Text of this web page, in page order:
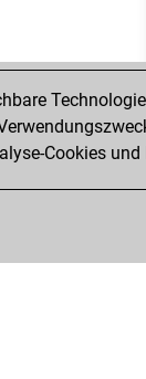
Cookies